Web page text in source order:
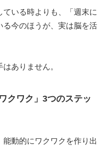
いる時よりも、「週末に
る今のほうが、実は脳を活
ありません。
クワク」3つのステッ
動的にワクワクを作り出